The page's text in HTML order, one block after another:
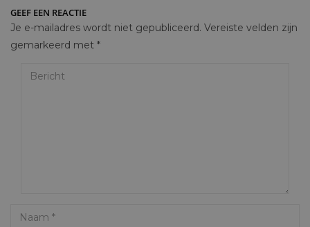
GEEF EEN REACTIE
Je e-mailadres wordt niet gepubliceerd. Vereiste velden zijn
gemarkeerd met *
Bericht
Name